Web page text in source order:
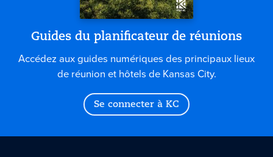
Guides du planificateur de réunions
Accédez aux guides numériques des principaux lieux
de réunion et hôtels de Kansas City.
Se connecter à KC